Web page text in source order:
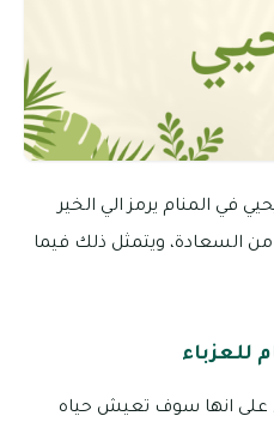
في المنام يرمز الي الخير
السعادة، ويتمثل ذلك فيما
للعزباء
على انها سوف تعيش حياه